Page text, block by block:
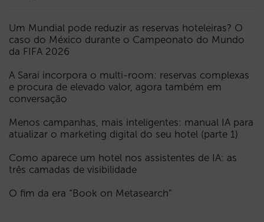
Um Mundial pode reduzir as reservas hoteleiras? O
caso do México durante o Campeonato do Mundo
da FIFA 2026
A Sarai incorpora o multi-room: reservas complexas
e procura de elevado valor, agora também em
conversação
Menos campanhas, mais inteligentes: manual IA para
atualizar o marketing digital do seu hotel (parte 1)
Como aparece um hotel nos assistentes de IA: as
três camadas de visibilidade
O fim da era “Book on Metasearch”